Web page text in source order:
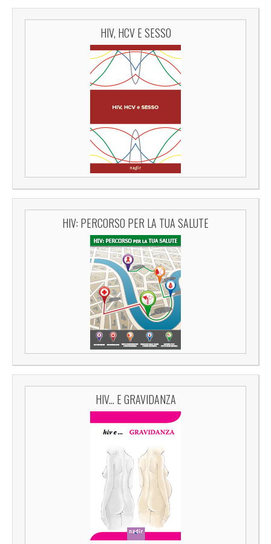
HIV, HCV E SESSO
HIV: PERCORSO PER LA TUA SALUTE
HIV... E GRAVIDANZA